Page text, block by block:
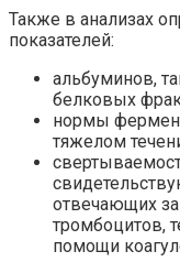
Также в анализах
показателей:
альбуминов,
белковых
нормы
тяжелом
отвечающих
тромбоцитов,
помощи